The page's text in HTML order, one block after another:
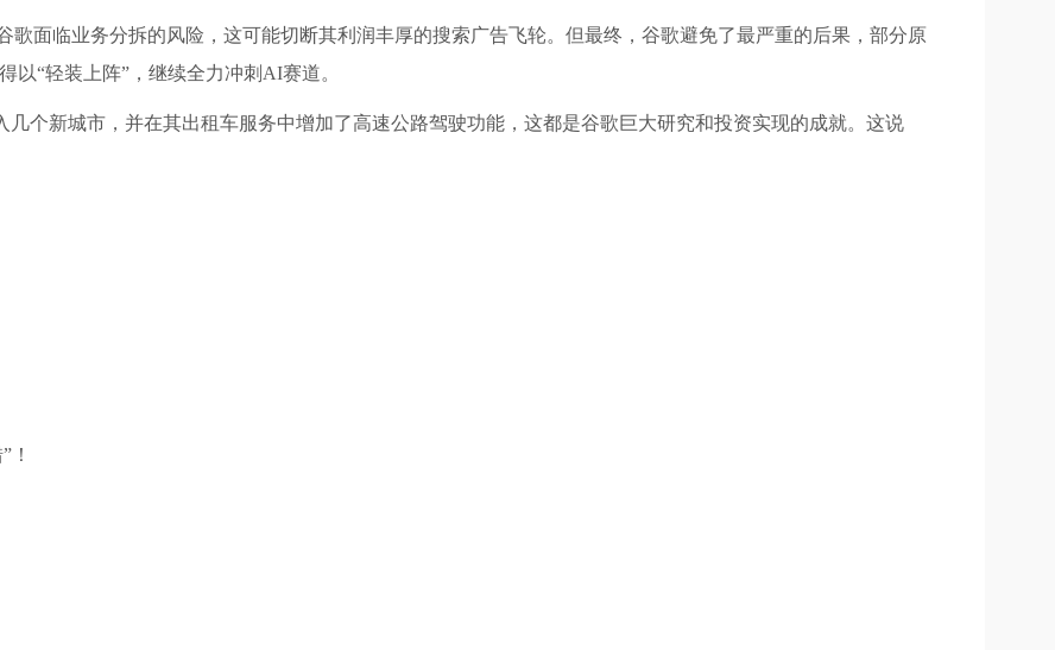
歌面临业务分拆的风险，这可能切断其利润丰厚的搜索广告飞轮。但最终，谷歌避免了最严重的后果，部分原
“轻装上阵”，继续全力冲刺AI赛道。
几个新城市，并在其出租车服务中增加了高速公路驾驶功能，这都是谷歌巨大研究和投资实现的成就。这说
！